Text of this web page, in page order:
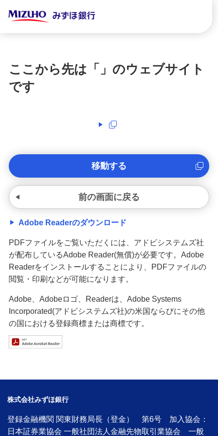
ここから先は「 」のウェブサイト
です
移動する
前の画面に戻る
Adobe Readerのダウンロード
PDFファイルをご覧いただくには、アドビシステムズ社
が配布しているAdobe Reader(無償)が必要です。Adobe
Readerをインストールすることにより、PDFファイルの
閲覧・印刷などが可能になります。
Adobe、Adobeロゴ、Readerは、Adobe Systems
Incorporated(アドビシステムズ社)の米国ならびにその他
の国における登録商標または商標です。
株式会社みずほ銀行
登録金融機関 関東財務局長（登金） 第6号 加入協会：
日本証券業協会 一般社団法人金融先物取引業協会 一般